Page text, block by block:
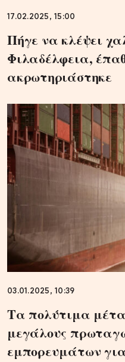
17.02.2025, 15:00
Πήγε να κλέψει
Φιλαδέλφεια,
ακρωτηριάστηκε
03.01.2025, 10:39
Τα πολύτιμα
μεγάλους
εμπορευμάτων